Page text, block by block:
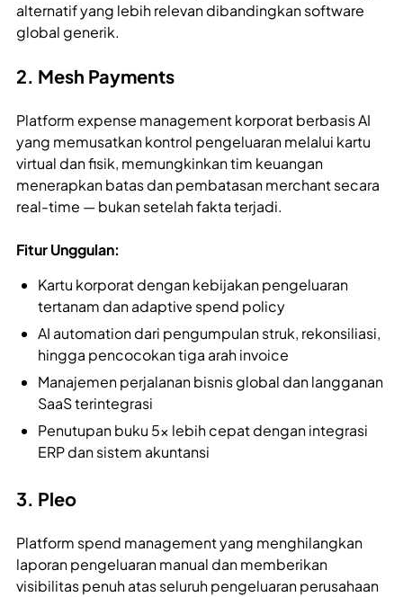
alternatif yang lebih relevan dibandingkan software
global generik.
2. Mesh Payments
Platform expense management korporat berbasis AI
yang memusatkan kontrol pengeluaran melalui kartu
virtual dan fisik, memungkinkan tim keuangan
menerapkan batas dan pembatasan merchant secara
real-time — bukan setelah fakta terjadi.
Fitur Unggulan:
Kartu korporat dengan kebijakan pengeluaran
tertanam dan adaptive spend policy
AI automation dari pengumpulan struk, rekonsiliasi,
hingga pencocokan tiga arah invoice
Manajemen perjalanan bisnis global dan langganan
SaaS terintegrasi
Penutupan buku 5x lebih cepat dengan integrasi
ERP dan sistem akuntansi
3. Pleo
Platform spend management yang menghilangkan
laporan pengeluaran manual dan memberikan
visibilitas penuh atas seluruh pengeluaran perusahaan